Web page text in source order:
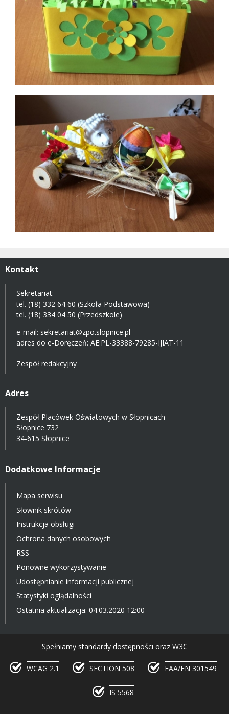
Kontakt
Sekretariat:
tel. (18) 332 64 60 (Szkoła Podstawowa)
tel. (18) 334 04 50 (Przedszkole)
e-mail: sekretariat@zpo.slopnice.pl
adres do e-Doręczeń: AE:PL-33388-79285-IJIAT-11
Zespół redakcyjny
Adres
Zespół Placówek Oświatowych w Słopnicach
Słopnice 732
34-615 Słopnice
Dodatkowe Informacje
Mapa serwisu
Słownik skrótów
Instrukcja obsługi
Ochrona danych osobowych
RSS
Ponowne wykorzystywanie
Udostępnianie informacji publicznej
Statystyki oglądalności
Ostatnia aktualizacja: 04.03.2020 12:00
Spełniamy standardy dostępności oraz W3C
WCAG 2.1 SECTION 508 EAA/EN 301549
IS 5568